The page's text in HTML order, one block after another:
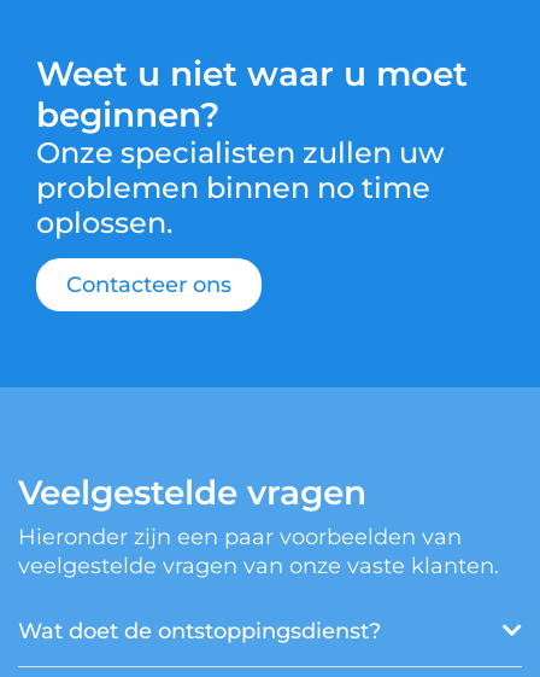
Weet u niet waar u moet
beginnen?
Onze specialisten zullen uw
problemen binnen no time
oplossen.
Contacteer ons
Veelgestelde vragen
Hieronder zijn een paar voorbeelden van
veelgestelde vragen van onze vaste klanten.
Wat doet de ontstoppingsdienst?